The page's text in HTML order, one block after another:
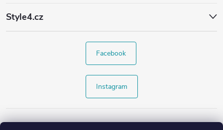
Style4.cz
Facebook
Instagram